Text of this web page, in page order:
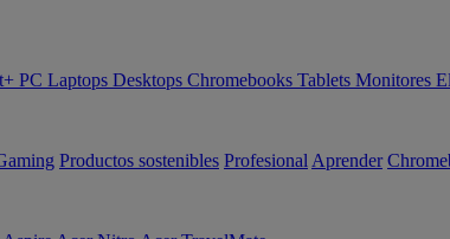
PC Laptops Desktops Chromebooks Tablets Monitores
Productos sostenibles Profesional Aprender